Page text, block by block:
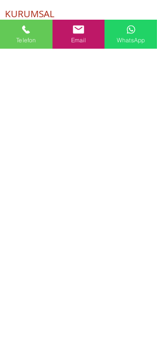
KURUMSAL
Hakkımızda
ÜRÜNLER
Telefon Email WhatsApp